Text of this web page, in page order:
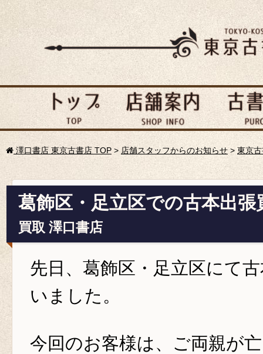
澤口書店 東京古書店 TOP > 店舗スタッフからのお知らせ> 東京
葛飾区・足立区での古本出張
買取 澤口書店
先日、葛飾区・足立区にて
いました。
今回のお客様は、ご両親が